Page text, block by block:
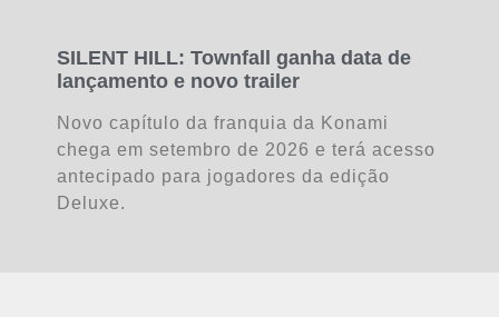
SILENT HILL: Townfall ganha data de
lançamento e novo trailer
Novo capítulo da franquia da Konami
chega em setembro de 2026 e terá acesso
antecipado para jogadores da edição
Deluxe.